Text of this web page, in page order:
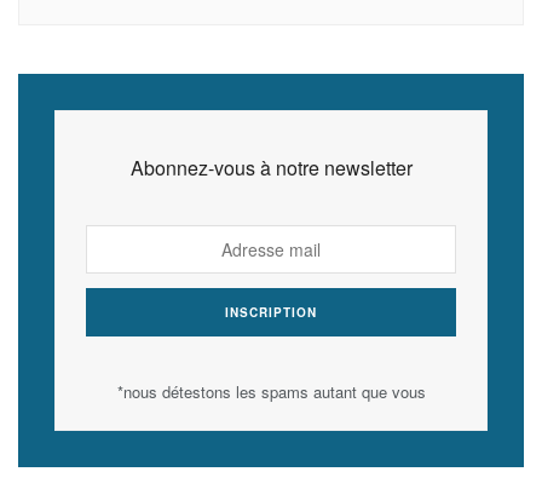
Abonnez-vous à notre newsletter
*nous détestons les spams autant que vous